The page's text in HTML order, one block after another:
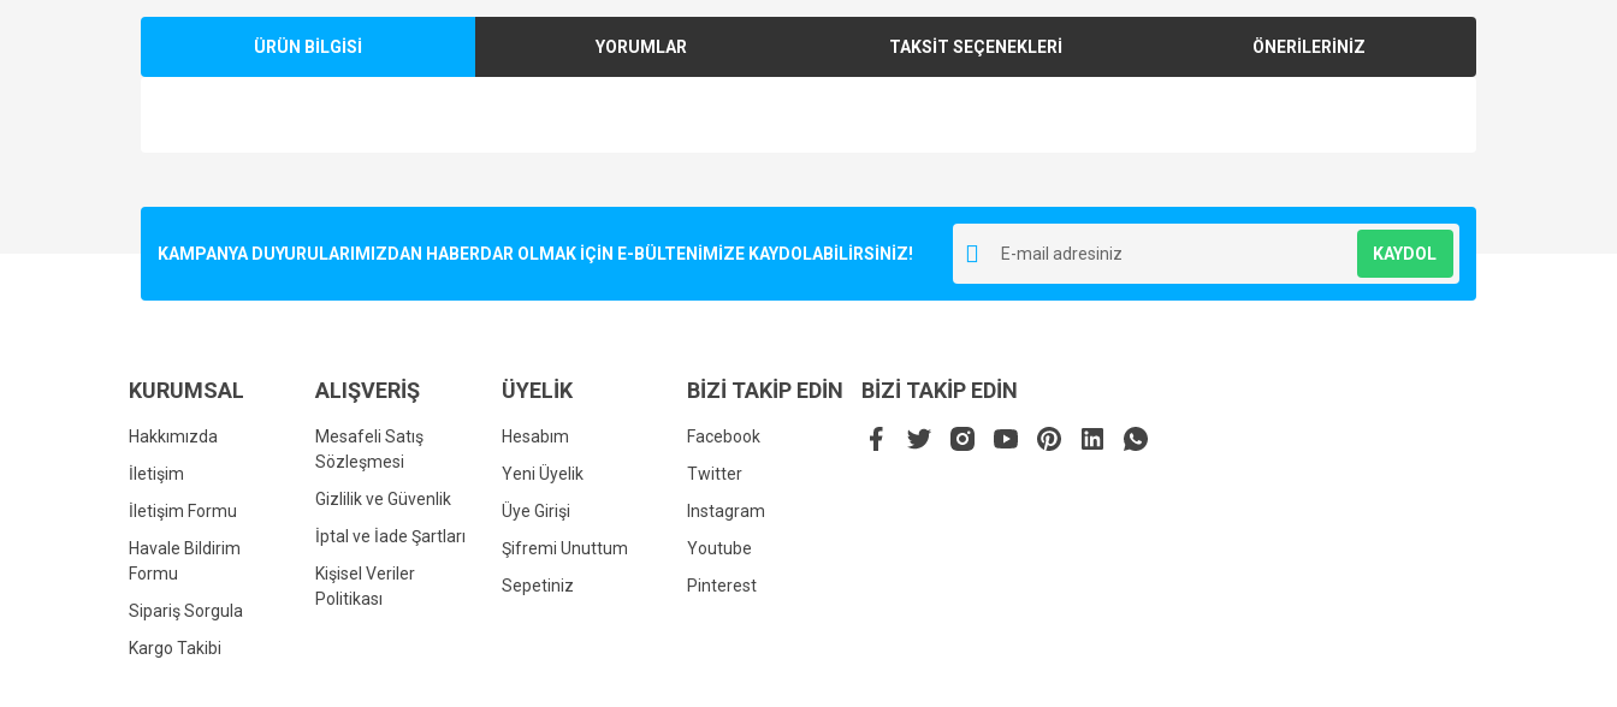
ÜRÜN BİLGİSİ YORUMLAR TAKSİT SEÇENEKLERİ ÖNERİLERİNİZ
Ürün resmi kalitesiz, bozuk veya görüntülenemiyor.
Bu ürüne benzer farklı alternatifler olmalı.
KAMPANYA DUYURULARIMIZDAN HABERDAR OLMAK İÇİN E-BÜLTENİMİZE KAYDOLABİLİRSİNİZ! KAYDOL
KURUMSAL
Hakkımızda
İletişim
İletişim Formu
Havale Bildirim
Formu
Sipariş Sorgula
Kargo Takibi
ALIŞVERİŞ
Mesafeli Satış
Sözleşmesi
Gizlilik ve Güvenlik
İptal ve İade Şartları
Kişisel Veriler
Politikası
ÜYELİK
Hesabım
Yeni Üyelik
Üye Girişi
Şifremi Unuttum
Sepetiniz
BİZİ TAKİP EDİN
Facebook
Twitter
Instagram
Youtube
Pinterest
BİZİ TAKİP EDİN